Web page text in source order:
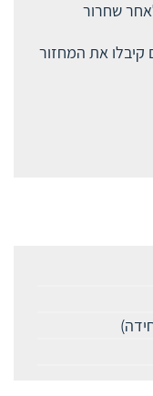
שחרור
קיבלו את המחזור